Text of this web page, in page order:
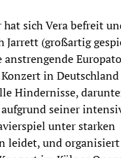
hat sich Vera befreit
Jarrett (großartig
anstrengende
in
Hindernisse,
seiner
unter starken
leidet, und